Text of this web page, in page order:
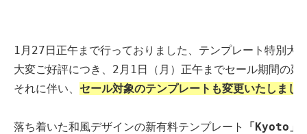
1月27日正午まで行っておりました、テンプレート特別大
大変ご好評につき、2月1日（月）正午までセール期間の延
それに伴い、 セール対象のテンプレートも変更いたしまし
落ち着いた和風デザインの新有料テンプレート 「Kyoto」